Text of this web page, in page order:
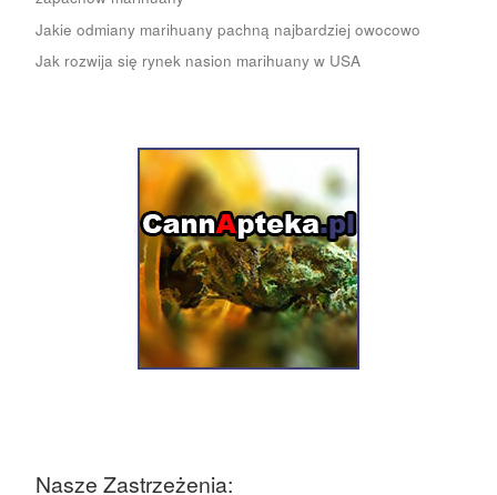
Jakie odmiany marihuany pachną najbardziej owocowo
Jak rozwija się rynek nasion marihuany w USA
Nasze Zastrzeżenia: